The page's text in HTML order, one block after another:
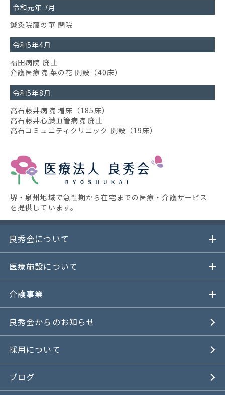
令和元年 7月
鍼灸院藤の華 閉院
令和5年4月
福田病院 廃止
介護医療院 菜の花 開設（40床）
令和5年8月
高石藤井病院 増床（185床）
高石藤井心臓血管病院 廃止
高石コミュニティクリニック 開設（19床）
堺・泉州地域で急性期から在宅までの医療・介護サービス
を提供しています。
良秀会について
医療施設について
介護事業
良秀会からのお知らせ
採用について
ブログ